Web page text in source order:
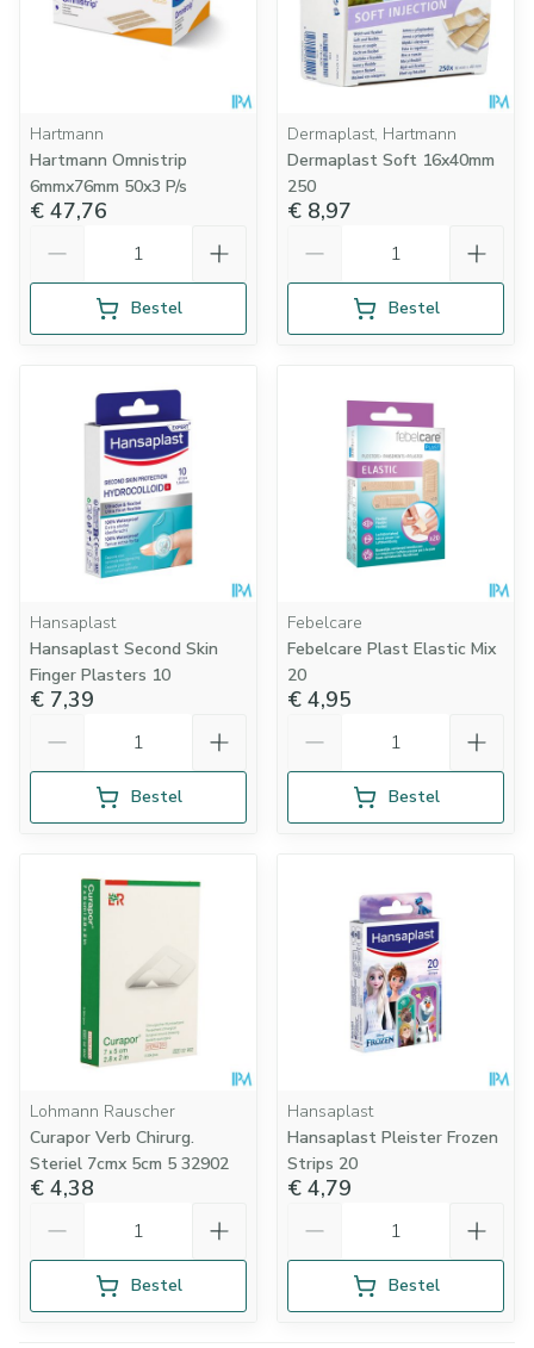
Hartmann
Hartmann Omnistrip
6mmx76mm 50x3 P/s
€ 47,76
Bestel
Dermaplast, Hartmann
Dermaplast Soft 16x40mm
250
€ 8,97
Bestel
Hansaplast
Hansaplast Second Skin
Finger Plasters 10
€ 7,39
Bestel
Febelcare
Febelcare Plast Elastic Mix
20
€ 4,95
Bestel
Lohmann Rauscher
Curapor Verb Chirurg.
Steriel 7cmx 5cm 5 32902
€ 4,38
Bestel
Hansaplast
Hansaplast Pleister Frozen
Strips 20
€ 4,79
Bestel